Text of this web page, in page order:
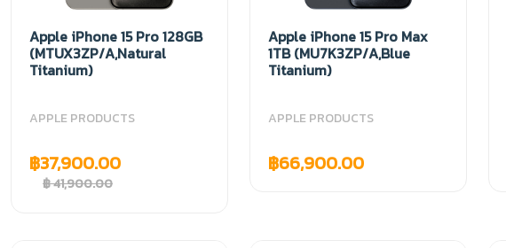
Apple iPhone 15 Pro 128GB
(MTUX3ZP/A,Natural
Titanium)
APPLE PRODUCTS
฿37,900.00
฿ 41,900.00
Apple iPhone 15 Pro Max
1TB (MU7K3ZP/A,Blue
Titanium)
APPLE PRODUCTS
฿66,900.00